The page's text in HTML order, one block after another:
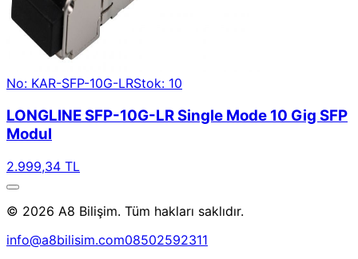
No: KAR-SFP-10G-LRStok: 10
LONGLINE SFP-10G-LR Single Mode 10 Gig SFP
Modul
2.999,34 TL
© 2026 A8 Bilişim. Tüm hakları saklıdır.
info@a8bilisim.com08502592311